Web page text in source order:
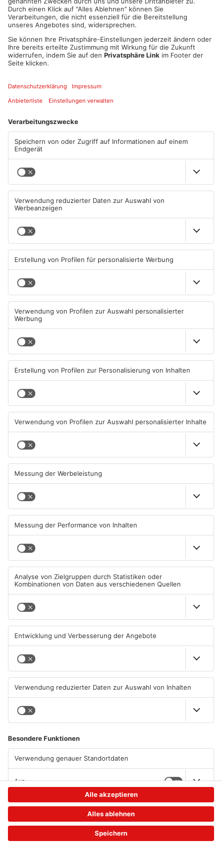
Mehr aus
Schwimmbäder im
Primaveraland weisen teils
erhebliche Mängel auf
06.08.2026, 06:37 UHR IN
PRIMAVERALAND
Waldbrandgefahr im
Primaveraland bleibt
weiterhin sehr hoch
06.08.2026, 06:34 UHR IN
Waldaschaff und zwischen
Hanau und Kahl
PRIMAVERALAND
Gewässer im Primaveraland
leiden unter Trockenheit
TOPNEWS
Kliniken im Primaveraland
melden mehr Patienten
durch Hitze
04.08.2026, 07:50 UHR IN
PRIMAVERALAND
Schüsse in Langenselbold,
Gelnhausen, Linsengericht
und Miltenberg
PRIMAVERALAND